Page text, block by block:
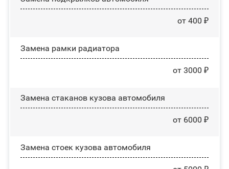
от 400 ₽
Замена рамки радиатора
от 3000 ₽
Замена стаканов кузова автомобиля
от 6000 ₽
Замена стоек кузова автомобиля